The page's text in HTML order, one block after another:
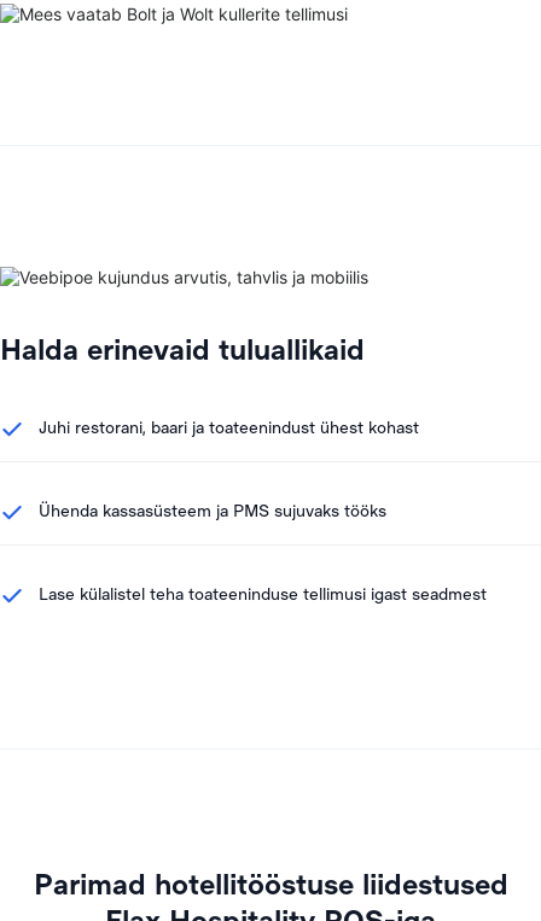
Halda erinevaid tuluallikaid
Juhi restorani, baari ja toateenindust ühest kohast
Ühenda kassasüsteem ja PMS sujuvaks tööks
Lase külalistel teha toateeninduse tellimusi igast seadmest
Parimad hotellitööstuse liidestused